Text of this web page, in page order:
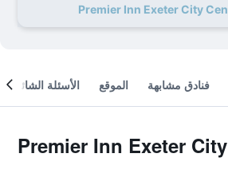
فنادق مشابهة الموقع الأسئلة الشائعة
أفضل صفقات Premier Inn Exeter City